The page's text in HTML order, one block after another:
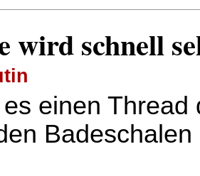
wird schnell
einen Thread